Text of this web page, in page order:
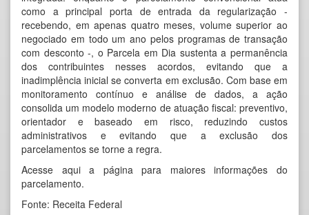
como a principal porta de entrada da regularização -
recebendo, em apenas quatro meses, volume superior ao
negociado em todo um ano pelos programas de transação
com desconto -, o Parcela em Dia sustenta a permanência
dos contribuintes nesses acordos, evitando que a
inadimplência inicial se converta em exclusão. Com base em
monitoramento contínuo e análise de dados, a ação
consolida um modelo moderno de atuação fiscal: preventivo,
orientador e baseado em risco, reduzindo custos
administrativos e evitando que a exclusão dos
parcelamentos se torne a regra.
Acesse aqui a página para maiores informações do
parcelamento.
Fonte: Receita Federal